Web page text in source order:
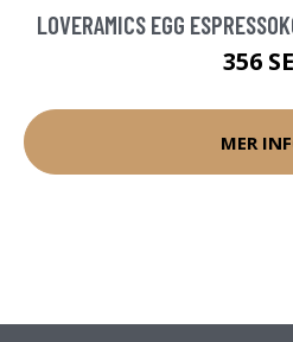
LOVERAMICS EGG
356
MER